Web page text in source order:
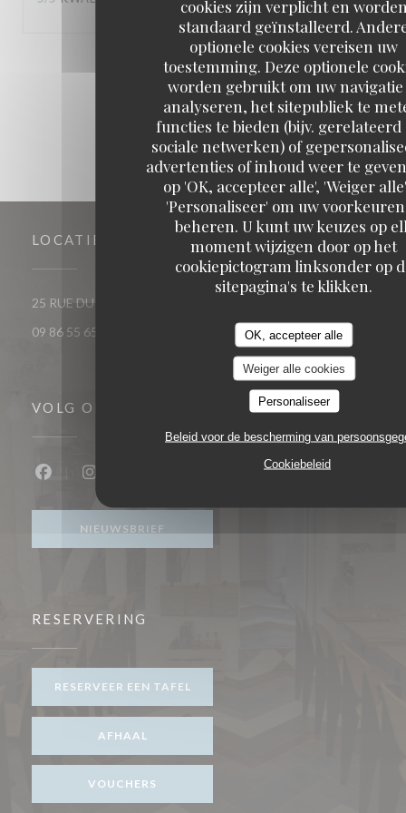
cookies zijn verplicht en
standaard geïnstalleerd.
optionele cookies vereisen uw
toestemming. Deze optionele
worden gebruikt om uw
analyseren, het sitepubliek te
functies te bieden (bijv. gerelateerd
sociale netwerken) of
advertenties of inhoud weer te
op 'OK, accepteer alle', 'Weiger
'Personaliseer' om uw
beheren. U kunt uw keuzes op
moment wijzigen door op het
cookiepictogram linksonder op
sitepagina's te klikken.
OK, accepteer alle
Weiger alle cookies
Personaliseer
Beleid voor de bescherming van
Cookiebeleid
2 3
LOCATIE
25 RUE DU ROI DE SICILE 75004 PARIS
09 86 55 65 65
VOLG ONS
Facebook ((opent in een nieuw venster))
Instagram ((opent in een nieuw venster))
NIEUWSBRIEF
RESERVERING
RESERVEER EEN TAFEL
AFHAAL
VOUCHERS